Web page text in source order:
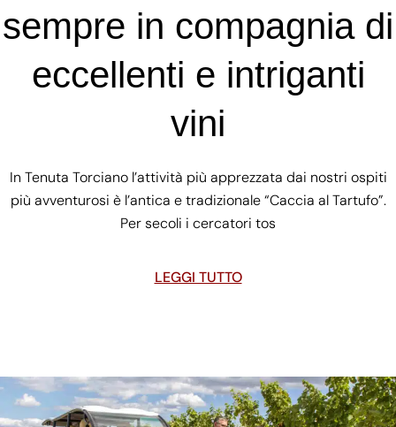
sempre in compagnia di
eccellenti e intriganti
vini
In Tenuta Torciano l’attività più apprezzata dai nostri ospiti
più avventurosi è l’antica e tradizionale “Caccia al Tartufo”.
Per secoli i cercatori tos
LEGGI TUTTO